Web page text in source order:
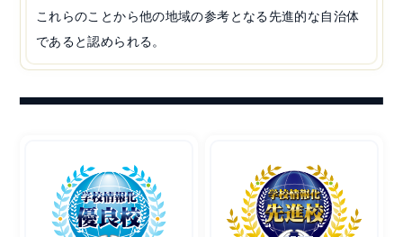
これらのことから他の地域の参考となる先進的な自治体
であると認められる。